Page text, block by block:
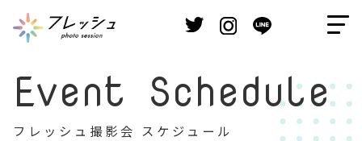
Event Schedule
フレッシュ撮影会 スケジュール